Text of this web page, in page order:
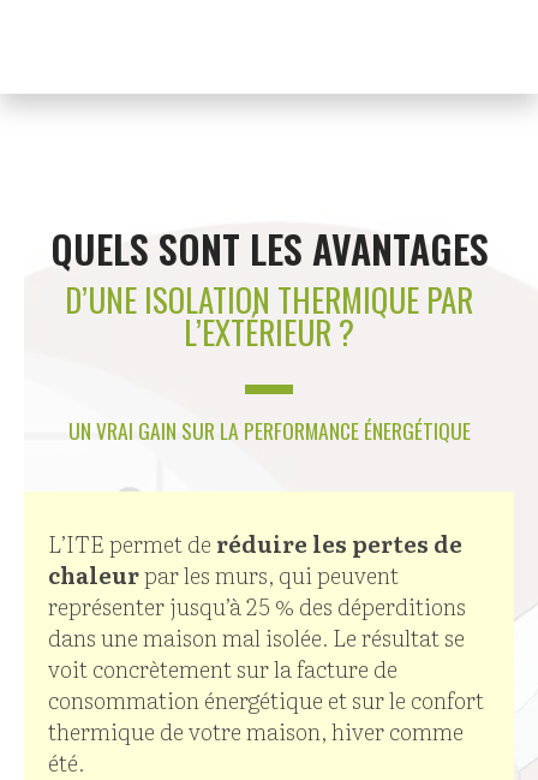
QUELS SONT LES AVANTAGES
D’UNE ISOLATION THERMIQUE PAR
L’EXTÉRIEUR ?
UN VRAI GAIN SUR LA PERFORMANCE ÉNERGÉTIQUE
L’ITE permet de réduire les pertes de
chaleurpar les murs, qui peuvent
représenter jusqu’à 25 % des déperditions
dans une maison mal isolée. Le résultat se
voit concrètement sur la facture de
consommation énergétique et sur le confort
thermique de votre maison, hiver comme
été.